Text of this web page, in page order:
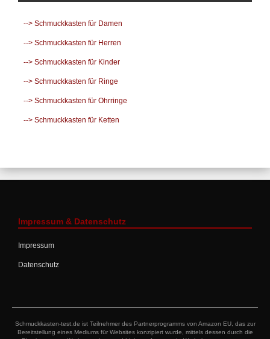
--> Schmuckkasten für Damen
--> Schmuckkasten für Herren
--> Schmuckkasten für Kinder
--> Schmuckkasten für Ringe
--> Schmuckkasten für Ohrringe
--> Schmuckkasten für Ketten
Impressum & Datenschutz
Impressum
Datenschutz
Schmuckkasten-test.de ist Teilnehmer des Partnerprogramms von Amazon EU, das zur
Bereitstellung eines Mediums für Websites konzipiert wurde, mittels dessen durch die